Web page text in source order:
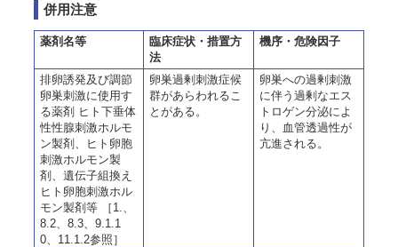
併用注意
薬剤名等
臨床症状・措置方
法
機序・危険因子
排卵誘発及び調節
卵巣刺激に使用す
る薬剤 ヒト下垂体
性性腺刺激ホルモ
ン製剤、ヒト卵胞
刺激ホルモン製
剤、遺伝子組換え
ヒト卵胞刺激ホル
モン製剤等 ［1.、
8.2、8.3、9.1.1
0、11.1.2参照］
卵巣過剰刺激症候
群があらわれるこ
とがある。
卵巣への過剰刺激
に伴う過剰なエス
トロゲン分泌によ
り、血管透過性が
亢進される。